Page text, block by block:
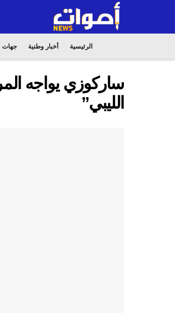
الرئيسية أخبار وطنية جهات
ساركوزي يواجه
الليبي”